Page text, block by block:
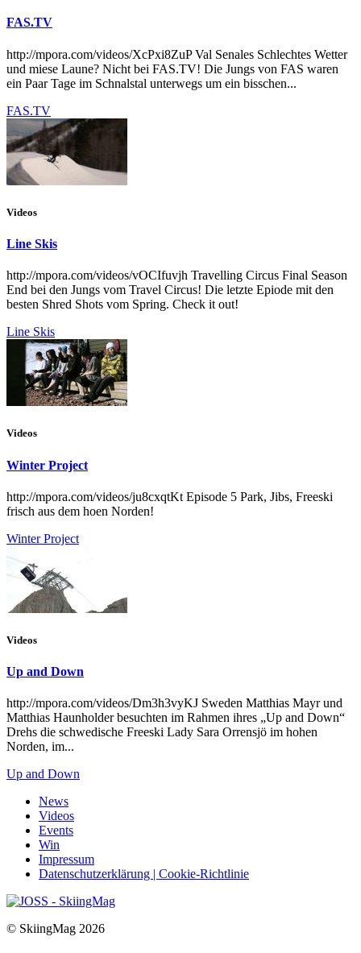
FAS.TV
http://mpora.com/videos/XcPxi8ZuP Val Senales Schlechtes Wetter
und miese Laune? Nicht bei FAS.TV! Die Jungs von FAS waren
ein Paar Tage im Schnalstal unterwegs um ein bisschen...
FAS.TV
Videos
Line Skis
http://mpora.com/videos/vOCIfuvjh Travelling Circus Final Season
End bei den Jungs vom Travel Circus! Die letzte Epiode mit den
besten Shred Shots vom Spring. Check it out!
Line Skis
Videos
Winter Project
http://mpora.com/videos/ju8cxqtKt Episode 5 Park, Jibs, Freeski
frisch aus dem hoen Norden!
Winter Project
Videos
Up and Down
http://mpora.com/videos/Dm3h3vyKJ Sweden Matthias Mayr und
Matthias Haunholder besuchten im Rahmen ihres „Up and Down“
Drehs die schwedische Freeski Lady Sara Orrensjö im hohen
Norden, im...
Up and Down
News
Videos
Events
Win
Impressum
Datenschutzerklärung | Cookie-Richtlinie
© SkiingMag 2026